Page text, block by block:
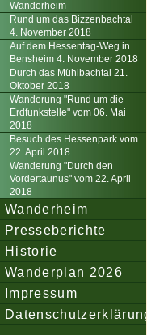
Wanderheim
Rund um das Bizzenbachtal
4. November 2018
Auf dem Hessentag-Weg in
Bensheim 4. November 2018
Durch das Mühlbachtal 21.
Oktober 2018
Wanderung "Rund um die
Erdfunkstelle" vom 06. Mai
2018
Besuch des Hessenpark vom
22. April 2018
Wanderung "Durch den
Vordertaunus" vom 22. April
2018
Wanderheim
Presseberichte
Historie
Wanderplan 2026
Impressum
Datenschutzerklärung